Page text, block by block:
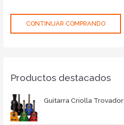
CONTINUAR COMPRANDO
Productos destacados
Guitarra Criolla Trovador